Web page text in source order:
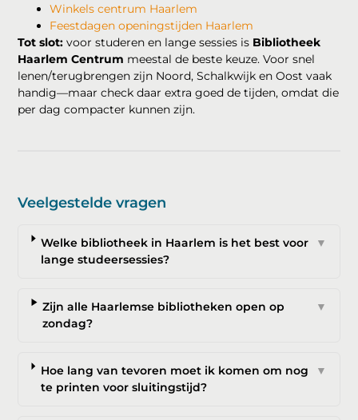
Winkels centrum Haarlem
Feestdagen openingstijden Haarlem
Tot slot: voor studeren en lange sessies is Bibliotheek
Haarlem Centrum meestal de beste keuze. Voor snel
lenen/terugbrengen zijn Noord, Schalkwijk en Oost vaak
handig—maar check daar extra goed de tijden, omdat die
per dag compacter kunnen zijn.
Veelgestelde vragen
Welke bibliotheek in Haarlem is het best voor
lange studeersessies?
▼
Zijn alle Haarlemse bibliotheken open op
zondag?
▼
Hoe lang van tevoren moet ik komen om nog
te printen voor sluitingstijd?
▼